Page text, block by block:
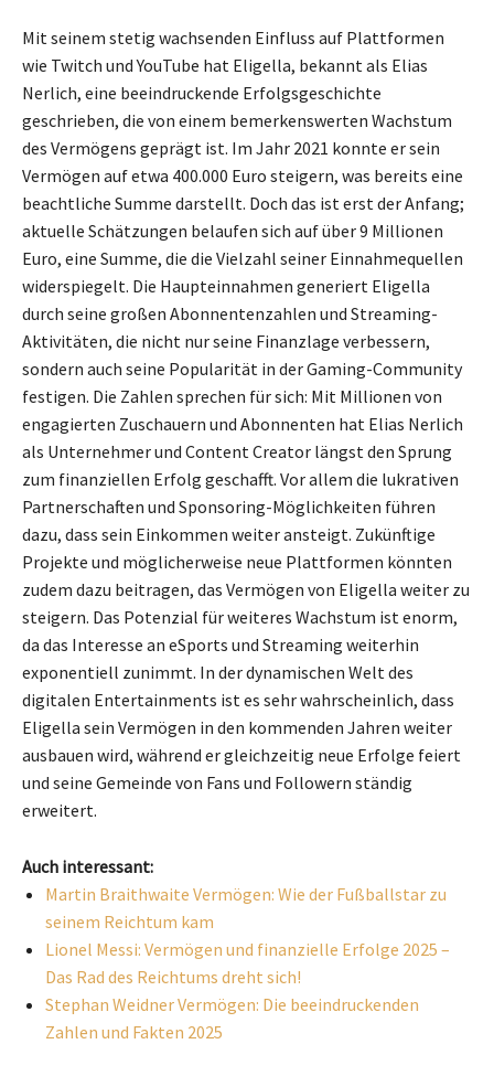
Mit seinem stetig wachsenden Einfluss auf Plattformen
wie Twitch und YouTube hat Eligella, bekannt als Elias
Nerlich, eine beeindruckende Erfolgsgeschichte
geschrieben, die von einem bemerkenswerten Wachstum
des Vermögens geprägt ist. Im Jahr 2021 konnte er sein
Vermögen auf etwa 400.000 Euro steigern, was bereits eine
beachtliche Summe darstellt. Doch das ist erst der Anfang;
aktuelle Schätzungen belaufen sich auf über 9 Millionen
Euro, eine Summe, die die Vielzahl seiner Einnahmequellen
widerspiegelt. Die Haupteinnahmen generiert Eligella
durch seine großen Abonnentenzahlen und Streaming-
Aktivitäten, die nicht nur seine Finanzlage verbessern,
sondern auch seine Popularität in der Gaming-Community
festigen. Die Zahlen sprechen für sich: Mit Millionen von
engagierten Zuschauern und Abonnenten hat Elias Nerlich
als Unternehmer und Content Creator längst den Sprung
zum finanziellen Erfolg geschafft. Vor allem die lukrativen
Partnerschaften und Sponsoring-Möglichkeiten führen
dazu, dass sein Einkommen weiter ansteigt. Zukünftige
Projekte und möglicherweise neue Plattformen könnten
zudem dazu beitragen, das Vermögen von Eligella weiter zu
steigern. Das Potenzial für weiteres Wachstum ist enorm,
da das Interesse an eSports und Streaming weiterhin
exponentiell zunimmt. In der dynamischen Welt des
digitalen Entertainments ist es sehr wahrscheinlich, dass
Eligella sein Vermögen in den kommenden Jahren weiter
ausbauen wird, während er gleichzeitig neue Erfolge feiert
und seine Gemeinde von Fans und Followern ständig
erweitert.
Auch interessant:
Martin Braithwaite Vermögen: Wie der Fußballstar zu
seinem Reichtum kam
Lionel Messi: Vermögen und finanzielle Erfolge 2025 –
Das Rad des Reichtums dreht sich!
Stephan Weidner Vermögen: Die beeindruckenden
Zahlen und Fakten 2025